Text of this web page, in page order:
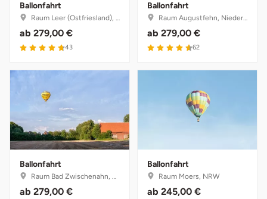
Ballonfahrt
Raum Leer (Ostfriesland), Niedersachsen
ab 279,00 €
43
Ballonfahrt
Raum Augustfehn, Niedersachsen
ab 279,00 €
62
Ballonfahrt
Raum Bad Zwischenahn, Niedersachsen
ab 279,00 €
Ballonfahrt
Raum Moers, NRW
ab 245,00 €